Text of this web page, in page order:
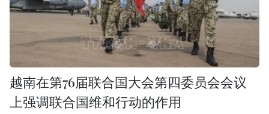
越南在第76届联合国大会第四委员会会议
上强调联合国维和行动的作用